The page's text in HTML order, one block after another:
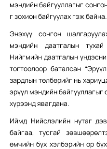
мэндийн байгууллагыг
г зохион байгуулах гэж байна.
Энэхүү сонгон
мэндийн даатгалын
Нийгмийн даатгалын
тогтоолоор баталсан
зардлын төлбөрийг нь
эрүүл мэндийн
хүрээнд явагдана.
Иймд Нийслэлийн нутаг
байгаа, тусгай
өмчийн бүх хэлбэрийн ор